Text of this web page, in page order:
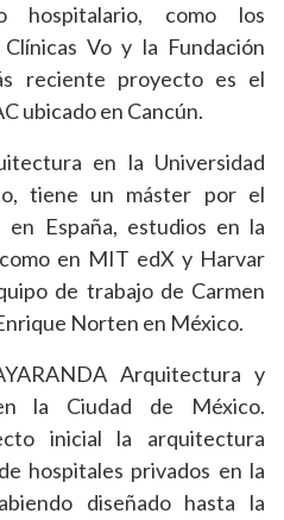
hospitalario, como los
Vo y la Fundación
reciente proyecto es el
ubicado en Cancún.
en la Universidad
tiene un máster por el
en España, estudios en la
en MIT edX y Harvar
de trabajo de Carmen
Norten en México.
Arquitectura y
la Ciudad de México.
inicial la arquitectura
hospitales privados en la
diseñado hasta la